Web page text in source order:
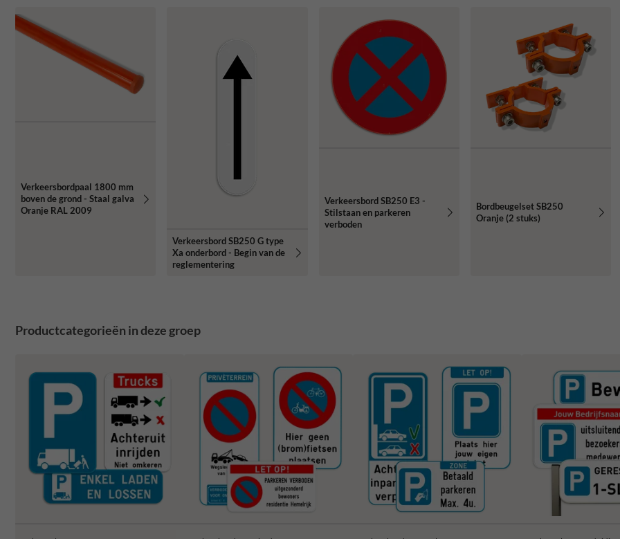
Verkeersbordpaal 1800 mm
boven de grond - Staal galva
Oranje RAL 2009
Verkeersbord SB250 G type
Xa onderbord - Begin van de
reglementering
Verkeersbord SB250 E3 -
Stilstaan en parkeren
verboden
Bordbeugelset SB250
Oranje (2 stuks)
Productcategorieën in deze groep